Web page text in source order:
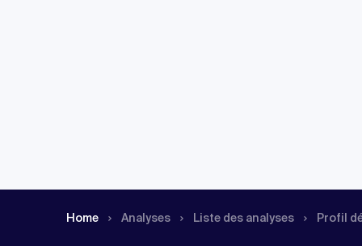
Home Analyses Liste des analyses Profil